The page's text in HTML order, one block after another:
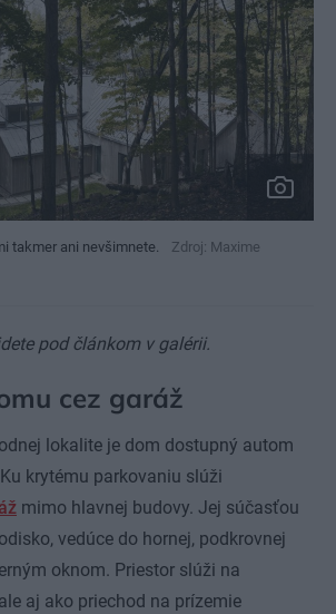
takmer ani nevšimnete.
Zdroj: Maxime
pod článkom v galérii.
cez garáž
lokalite je dom dostupný autom
krytému parkovaniu slúži
mimo hlavnej budovy. Jej súčasťou
vedúce do hornej, podkrovnej
oknom. Priestor slúži na
aj ako priechod na prízemie